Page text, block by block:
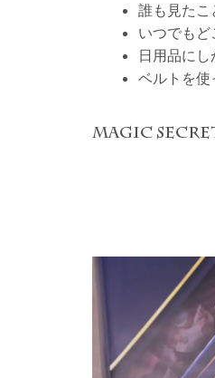
誰も見たこ
いつでも
日用品に
ベルトを使
MAGIC